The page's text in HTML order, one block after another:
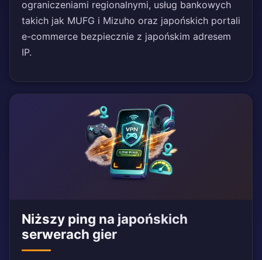
ograniczeniami regionalnymi, usług bankowych
takich jak MUFG i Mizuho oraz japońskich portali
e-commerce bezpiecznie z japońskim adresem
IP.
Niższy ping na japońskich
serwerach gier